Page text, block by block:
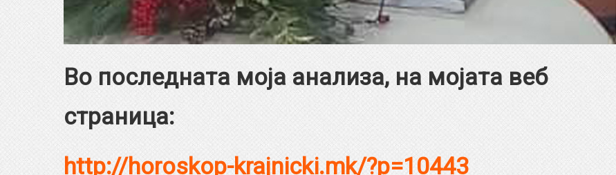
Во последната моја анализа, на мојата веб
страница:
http://horoskop-krajnicki.mk/?p=10443